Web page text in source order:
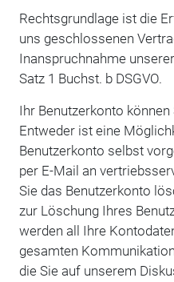
Rechtsgrundlage ist die
uns geschlossenen
Inanspruchnahme
Satz 1 Buchst. b DSGVO.
Ihr Benutzerkonto
Entweder ist eine
Benutzerkonto selbst
per E-Mail an
Sie das Benutzerkonto
zur Löschung Ihres
werden all Ihre
gesamten
die Sie auf unserem